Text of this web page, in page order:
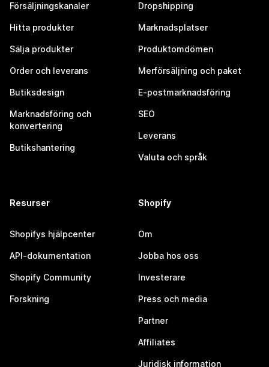
Försäljningskanaler
Hitta produkter
Sälja produkter
Order och leverans
Butiksdesign
Marknadsföring och
konvertering
Butikshantering
Dropshipping
Marknadsplatser
Produktomdömen
Merförsäljning och paket
E-postmarknadsföring
SEO
Leverans
Valuta och språk
Resurser
Shopifys hjälpcenter
API-dokumentation
Shopify Community
Forskning
Shopify
Om
Jobba hos oss
Investerare
Press och media
Partner
Affiliates
Juridisk information